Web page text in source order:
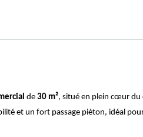
de 30 m², situé en plein cœur du
et un fort passage piéton, idéal